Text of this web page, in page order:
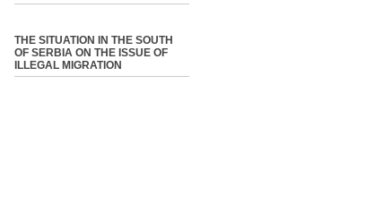
THE SITUATION IN THE SOUTH
OF SERBIA ON THE ISSUE OF
ILLEGAL MIGRATION